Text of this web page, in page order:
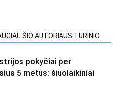
ŠIO AUTORIAUS TURINIO
pokyčiai per
5 metus: šiuolaikiniai